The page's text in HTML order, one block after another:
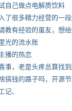
自己做点电解质饮料
光的流水账
播的热恋
事，老是头疼总算找
记、